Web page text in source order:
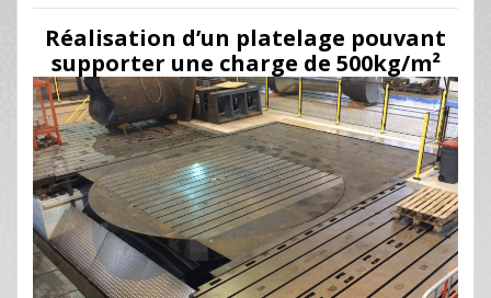
Réalisation d’un platelage pouvant
supporter une charge de 500kg/m²